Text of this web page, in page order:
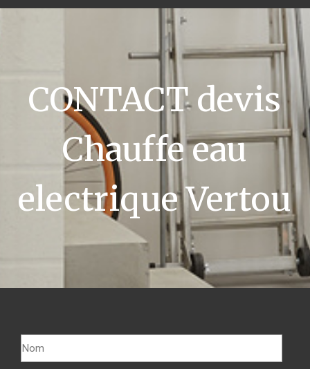
CONTACT devis
Chauffe eau
electrique Vertou